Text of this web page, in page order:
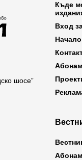
шосе”
Къде
Вход
Начало